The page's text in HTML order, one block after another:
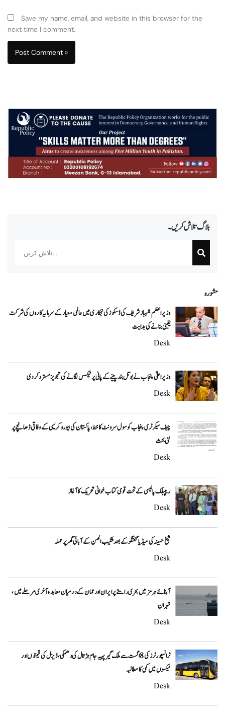
بلاگ تلاش کریں۔
مشورہ
وزیراعظم شہباز شریف کی ڈسکوز کی نجکاری میں عالمی معیار کے سرمایہ کاروں کی شرکت
یقینی بنانے کی ہدایت
Desk
وزیراعلیٰ پنجاب نے بوتل بند پینے کے پانی پر ٹیکس لگانے کی تجویز مسترد کر دی
Desk
چیف سیکرٹری پنجاب کو سول سرونٹ کا خط، پاکستان کی بیوروکریسی کے وفاقی ڈھانچے پر
نئی بحث
Desk
ریپبلک پالیسی کے تحت قومی کتاب خوانی تحریک کا آغاز
Desk
شیخ حسینہ کی میڈیا گفتگو کے بعد شکیب الحسن کے آبائی گھر پر حملہ
Desk
آبنائے ہرمز میں بحری راستے پر ایران اور عمان کے درمیان معاہدہ آخری مرحلے میں،
تہران
Desk
ٹرانسپورٹرز کی 8 اگست سے ملک گیر پہیہ جام ہڑتال کی دھمکی، ڈیزل کی قیمتوں اور
ٹیکسوں میں کمی کا مطالبہ
Desk
Save my name, email, and website in this browser for the
next time I comment.